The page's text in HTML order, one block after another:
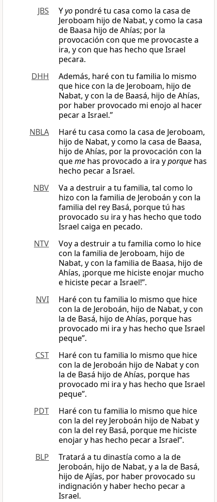
JBS
Yyo pondré tu casa como la casa de
Jeroboam hijo de Nabat, y como la casa
de Baasa hijo de Ahías; por la
provocación con que me provocaste a
ira, y con que has hecho que Israel
pecara.
DHH
Además, haré con tu familia lo mismo
que hice con la de Jeroboam, hijo de
Nabat, y con la de Baasá, hijo de Ahías,
por haber provocado mi enojo al hacer
pecar a Israel.”
NBLA
Haré tu casa como la casa de Jeroboam,
hijo de Nabat, y como la casa de Baasa,
hijo de Ahías, por la provocación con la
queme has provocado a ira yporque has
hecho pecar a Israel.
NBV
Va a destruir a tu familia, tal como lo
hizo con la familia de Jeroboán y con la
familia del rey Basá, porque tú has
provocado su ira y has hecho que todo
Israel caiga en pecado.
NTV
Voy a destruir a tu familia como lo hice
con la familia de Jeroboam, hijo de
Nabat, y con la familia de Baasa, hijo de
Ahías, ¡porque me hiciste enojar mucho
e hiciste pecar a Israel!”.
NVI
Haré con tu familia lo mismo que hice
con la de Jeroboán, hijo de Nabat, y con
la de Basá, hijo de Ahías, porque has
provocado mi ira y has hecho que Israel
peque”.
CST
Haré con tu familia lo mismo que hice
con la de Jeroboán hijo de Nabat y con
la de Basá hijo de Ahías, porque has
provocado mi ira y has hecho que Israel
peque”.
PDT
Haré con tu familia lo mismo que hice
con la del rey Jeroboán hijo de Nabat y
con la del rey Basá, porque me hiciste
enojar y has hecho pecar a Israel”.
BLP
Tratará a tu dinastía como a la de
Jeroboán, hijo de Nabat, y a la de Basá,
hijo de Ajías, por haber provocado su
indignación y haber hecho pecar a
Israel.